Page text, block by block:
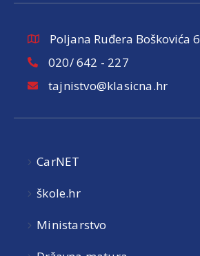
Poljana Ruđera Boškovića 6
020/ 642 - 227
tajnistvo@klasicna.hr
CarNET
škole.hr
Ministarstvo